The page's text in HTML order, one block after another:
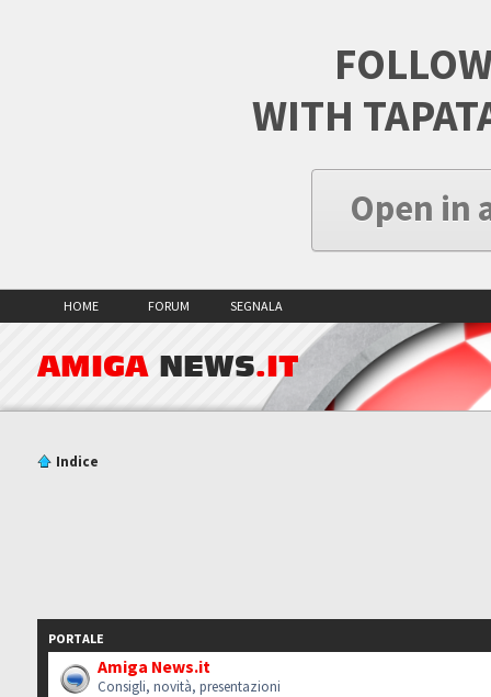
WITH
Open in
HOME FORUM SEGNALA
AMIGA NEWS.IT
Indice
PORTALE
Amiga News.it
Consigli, novità, presentazioni